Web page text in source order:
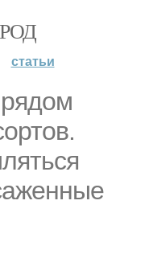
статьи